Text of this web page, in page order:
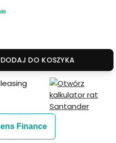
DODAJ DO KOSZYKA
Finance